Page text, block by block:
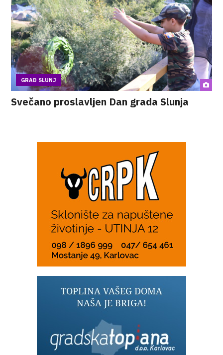
GRAD SLUNJ
Svečano proslavljen Dan grada Slunja